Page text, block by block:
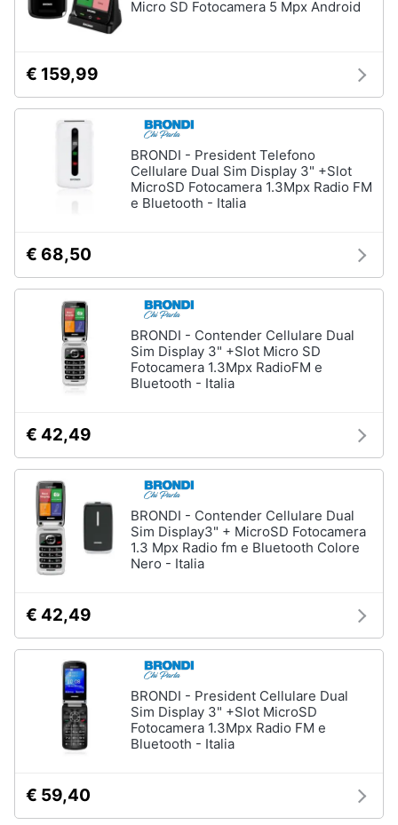
Micro SD Fotocamera 5 Mpx Android
€ 159,99
BRONDI - President Telefono
Cellulare Dual Sim Display 3" +Slot
MicroSD Fotocamera 1.3Mpx Radio FM
e Bluetooth - Italia
€ 68,50
BRONDI - Contender Cellulare Dual
Sim Display 3" +Slot Micro SD
Fotocamera 1.3Mpx RadioFM e
Bluetooth - Italia
€ 42,49
BRONDI - Contender Cellulare Dual
Sim Display3" + MicroSD Fotocamera
1.3 Mpx Radio fm e Bluetooth Colore
Nero - Italia
€ 42,49
BRONDI - President Cellulare Dual
Sim Display 3" +Slot MicroSD
Fotocamera 1.3Mpx Radio FM e
Bluetooth - Italia
€ 59,40